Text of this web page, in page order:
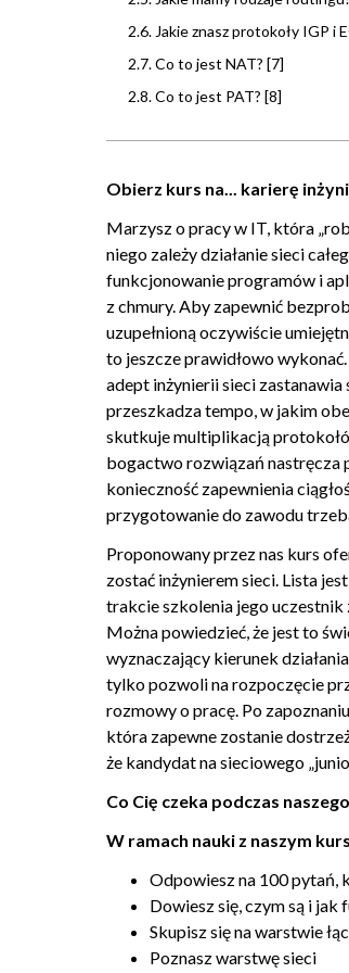
2.6. Jakie znasz protokoły IGP i
2.7. Co to jest NAT? [7]
2.8. Co to jest PAT? [8]
2.11. Czy drukarka lub skaner
2.12. Co to jest
2.13. Jakie są numery portów
2.14. Co to jest HTTP i jakiego
2.15. Jak odróżnić komunikację
2.16. Co to jest enkapsulacja
2.17. Jaka jest różnica między
2.18. Co to jest węzeł? [18]
2.19. Co to jest switch
2.20. Jaka jest różnica między
2.21. Czym różni się
2.22. Jaka jest różnica
2.23. Co to jest ipconfig i
2.24. Co oznacza znak zachęty #
2.25. Co to oznacza 127.0.0.1 i
2.26. Czy po obydwu stronach
2.27. Co to jest AAA? [27]
2.28. Co to jest Radius? [28]
2.30. Co to jest domena
2.31. Jaka jest różnica pomiędzy
2.32. Co to jest EtherChannel?
2.33. Jakie są wymagania, aby
2.34. Co to jest PAGP i LACP?
Obierz kurs na... karierę
Marzysz o pracy w IT, która
niego zależy działanie sieci
funkcjonowanie programów i
z chmury. Aby zapewnić
uzupełnioną oczywiście
to jeszcze prawidłowo
adept inżynierii sieci
przeszkadza tempo, w jakim
skutkuje multiplikacją
bogactwo rozwiązań nastręcza
konieczność zapewnienia
przygotowanie do zawodu
Proponowany przez nas kurs
zostać inżynierem sieci. Lista
trakcie szkolenia jego
Można powiedzieć, że jest to
wyznaczający kierunek
tylko pozwoli na rozpoczęcie
rozmowy o pracę. Po
która zapewne zostanie
że kandydat na sieciowego
Co Cię czeka podczas
W ramach nauki z naszym
Odpowiesz na 100 pytań,
Dowiesz się, czym są i
Skupisz się na warstwie
Poznasz warstwę sieci